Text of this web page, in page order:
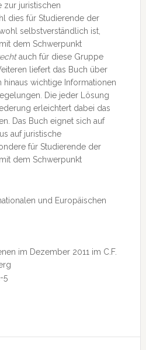
zur juristischen
dies für Studierende der
selbstverständlich ist,
dem Schwerpunkt
auch für diese Gruppe
liefert das Buch über
hinaus wichtige Informationen
Die jeder Lösung
erleichtert dabei das
Das Buch eignet sich auf
auf juristische
für Studierende der
dem Schwerpunkt
und Europäischen
im Dezember 2011 im C.F.
5